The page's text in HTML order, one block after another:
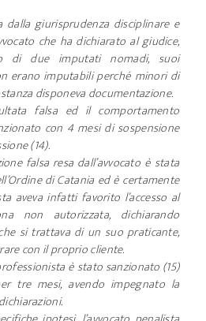
dalla giurisprudenza disciplinare e
che ha dichiarato al giudice,
di due imputati nomadi, suoi
erano imputabili perché minori di
disponeva documentazione.
falsa ed il comportamento
con 4 mesi di sospensione
(14).
falsa resa dall’avvocato è stata
di Catania ed è certamente
aveva infatti favorito l’accesso al
non autorizzata, dichiarando
si trattava di un suo praticante,
con il proprio cliente.
è stato sanzionato (15)
tre mesi, avendo impegnato la